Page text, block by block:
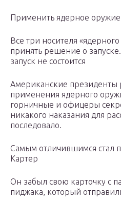
Применить ядерное
Все три носителя
принять решение о
запуск не состоится
Американские президенты
применения ядерного
горничные и офицеры
никакого наказания для
последовало.
Самым отличившимся стал
Картер
Он забыл свою карточку с
пиджака, который